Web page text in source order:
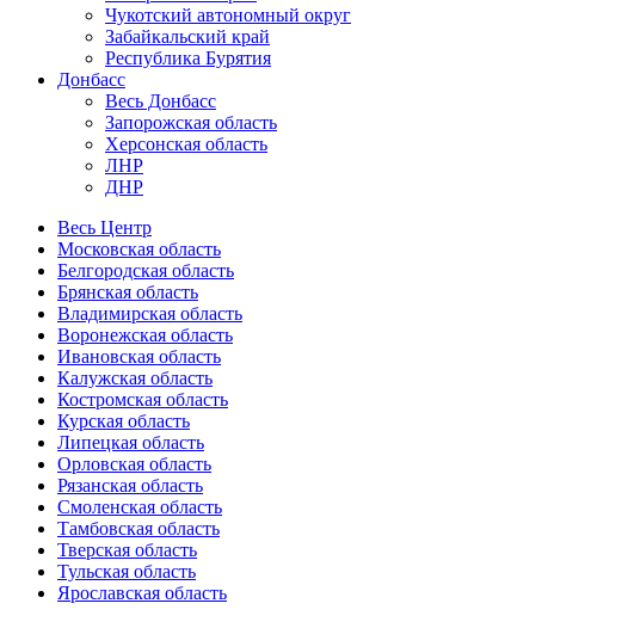
Чукотский автономный округ
Забайкальский край
Республика Бурятия
Донбасс
Весь Донбасс
Запорожская область
Херсонская область
ЛНР
ДНР
Весь Центр
Московская область
Белгородская область
Брянская область
Владимирская область
Воронежская область
Ивановская область
Калужская область
Костромская область
Курская область
Липецкая область
Орловская область
Рязанская область
Смоленская область
Тамбовская область
Тверская область
Тульская область
Ярославская область